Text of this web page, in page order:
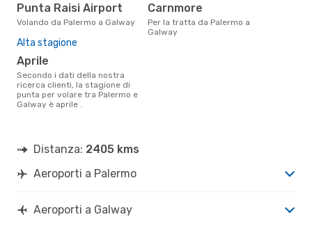
Punta Raisi Airport
Volando da Palermo a Galway
Carnmore
Per la tratta da Palermo a
Galway
Alta stagione
aprile
Secondo i dati della nostra
ricerca clienti, la stagione di
punta per volare tra Palermo e
Galway è aprile .
Distanza: 2405 kms
Aeroporti a Palermo
Aeroporti a Galway